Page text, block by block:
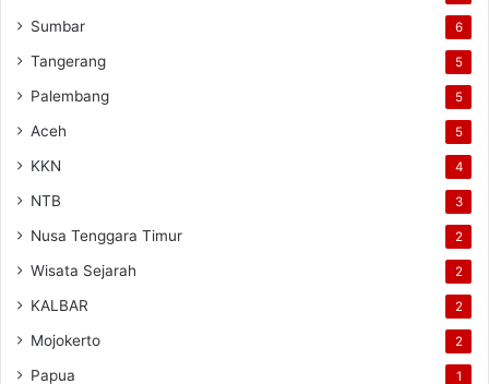
Sumbar 6
Tangerang 5
Palembang 5
Aceh 5
KKN 4
NTB 3
Nusa Tenggara Timur 2
Wisata Sejarah 2
KALBAR 2
Mojokerto 2
Papua 1